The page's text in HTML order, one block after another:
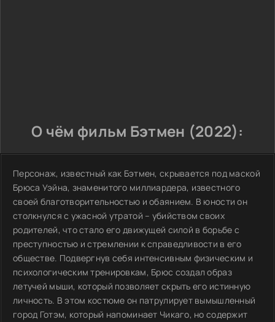
О чём фильм Бэтмен (2022):
Персонаж, известный как Бэтмен, скрывается под маской
Брюса Уэйна, знаменитого миллиардера, известного
своей благотворительностью и обаянием. В юности он
столкнулся с ужасной утратой – убийством своих
родителей, что стало его движущей силой в борьбе с
преступностью и стремлении к справедливости в его
обществе. Подвергнув себя интенсивным физическим и
психологическим тренировкам, Брюс создал образ
летучей мыши, который позволяет скрыть его истинную
личность. В этом костюме он патрулирует вымышленный
город Готэм, который напоминает Чикаго, но содержит